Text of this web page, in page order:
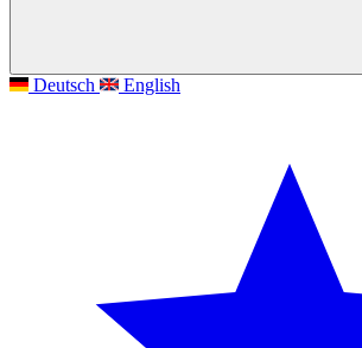
Deutsch English